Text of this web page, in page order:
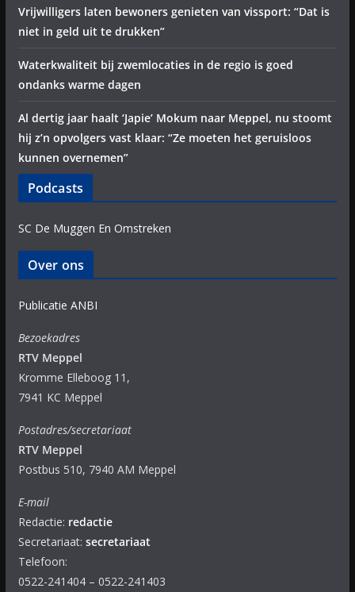
Vrijwilligers laten bewoners genieten van vissport: “Dat is
niet in geld uit te drukken”
Waterkwaliteit bij zwemlocaties in de regio is goed
ondanks warme dagen
Al dertig jaar haalt ‘Japie’ Mokum naar Meppel, nu stoomt
hij z’n opvolgers vast klaar: “Ze moeten het geruisloos
kunnen overnemen”
Podcasts
SC De Muggen En Omstreken
Over ons
Publicatie ANBI
Bezoekadres
RTV Meppel
Kromme Elleboog 11,
7941 KC Meppel
Postadres/secretariaat
RTV Meppel
Postbus 510, 7940 AM Meppel
E-mail
Redactie: redactie
Secretariaat: secretariaat
Telefoon:
0522-241404 – 0522-241403